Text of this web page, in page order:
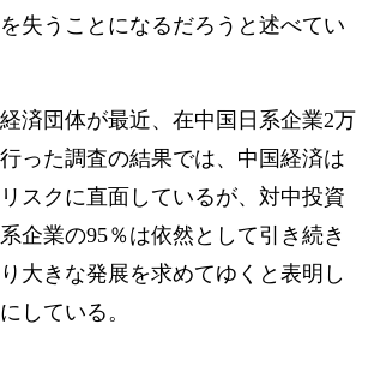
失うことになるだろうと述べてい
済団体が最近、在中国日系企業2万
った調査の結果では、中国経済は
スクに直面しているが、対中投資
企業の95％は依然として引き続き
大きな発展を求めてゆくと表明し
している。